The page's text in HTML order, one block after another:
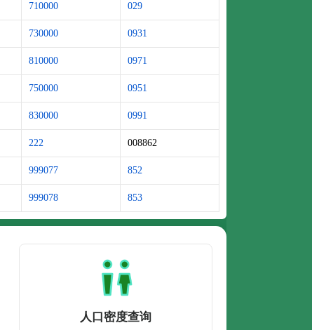
710000 029
730000 0931
810000 0971
750000 0951
830000 0991
222 008862
999077 852
999078 853
人口密度查询